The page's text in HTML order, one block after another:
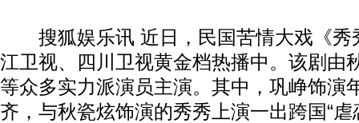
搜狐娱乐讯 近日，民国苦情大戏《秀
江卫视、四川卫视黄金档热播中。该剧由
等众多实力派演员主演。其中，巩峥饰演
齐，与秋瓷炫饰演的秀秀上演一出跨国“虐